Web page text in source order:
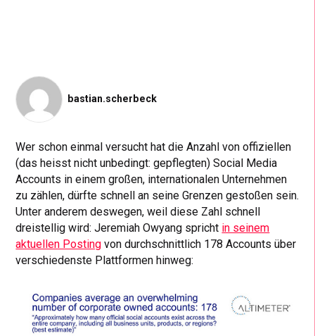
bastian.scherbeck
Wer schon einmal versucht hat die Anzahl von offiziellen
(das heisst nicht unbedingt: gepflegten) Social Media
Accounts in einem großen, internationalen Unternehmen
zu zählen, dürfte schnell an seine Grenzen gestoßen sein.
Unter anderem deswegen, weil diese Zahl schnell
dreistellig wird: Jeremiah Owyang spricht in seinem
aktuellen Posting von durchschnittlich 178 Accounts über
verschiedenste Plattformen hinweg: